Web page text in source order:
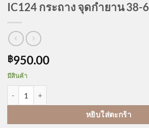
IC124 กระถาง จุดกำยาน 38-6
฿950.00
มีสินค้า
หยิบใส่ตะกร้า